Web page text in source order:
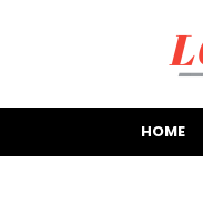
HOME